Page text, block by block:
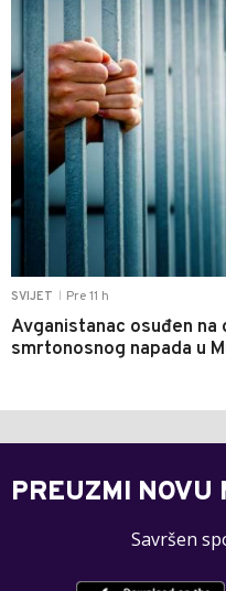
SVIJET Pre 11 h
Avganistanac osuđen
smrtonosnog napada u
PREUZMI NOVU
Savršen